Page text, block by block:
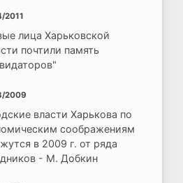
2011
лица Харьковской
почтили память
2009
власти Харькова по
соображениям
в 2009 г. от ряда
- М. Добкин